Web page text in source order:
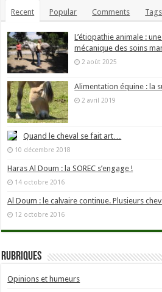
Recent Popular Comments Tags
L’étiopathie animale :
mécanique des soins
2 août 2025
Alimentation équine : la
2 avril 2019
Quand le cheval se fait art…
10 décembre 2018
Haras Al Doum : la SOREC s’engage !
14 octobre 2016
Al Doum : le calvaire continue. Plusieurs
12 octobre 2016
Rubriques
Opinions et humeurs